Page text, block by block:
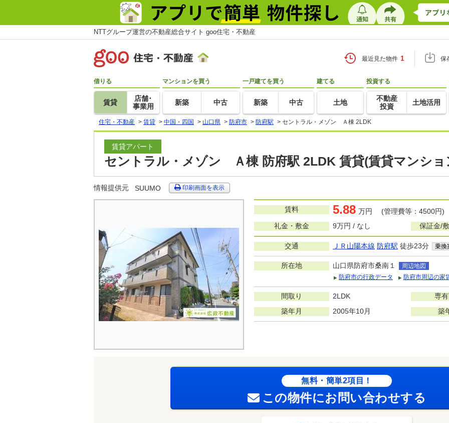
NTTグループ運営の不動産総合サイト goo住宅・不動産
最近見た物件 1 保
借りる
賃貸
店舗･
事業用
マンションを買う
新築 中古
一戸建てを買う
新築 中古
建てる
土地
投資する
不動産
投資
土地活用
住宅・不動産 > 賃貸 > 中国・四国 > 山口県 > 防府市 > 防府駅 > セントラル・メゾン Ａ棟 2LDK
賃貸アパート
セントラル・メゾン Ａ棟 防府駅 2LDK 賃貸(賃貸マンショ
情報提供元 SUUMO 印刷画面を表示
賃料 5.88 万円 (管理費等：4500円)
礼金・敷金
9万円 / なし 保証金/
交通 ＪＲ山陽本線 防府駅 徒歩23分 乗換
所在地 山口県防府市桑南１
周辺地図
防府市の行政データ
防府市周辺の家
間取り 2LDK 専
築年月 2005年10月 築
無料・簡単2項目！
この物件にお問い合わせする